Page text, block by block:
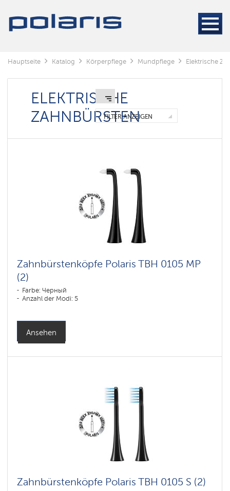
Hauptseite Katalog Körperpflege Mundpflege Elektrische
ELEKTRISCHE
ZAHNBÜRSTEN
FILTER ANZEIGEN
Zahnbürstenköpfe Polaris TBH 0105 MP
(2)
Farbe: Черный
Anzahl der Modi: 5
Ansehen
Zahnbürstenköpfe Polaris TBH 0105 S (2)
Elektrische
Zahnbürsten
Зубные
пасты
Komponenten